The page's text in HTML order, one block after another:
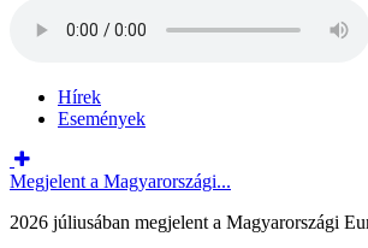
Hírek
Események
Megjelent a Magyarországi...
2026 júliusában megjelent a Magyarországi